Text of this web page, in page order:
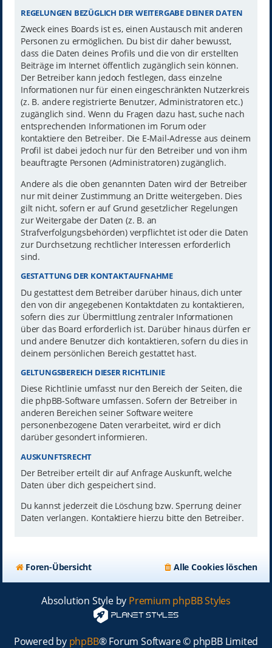
REGELUNGEN BEZÜGLICH DER WEITERGABE DEINER DATEN
Zweck eines Boards ist es, einen Austausch mit anderen
Personen zu ermöglichen. Du bist dir daher bewusst,
dass die Daten deines Profils und die von dir erstellten
Beiträge im Internet öffentlich zugänglich sein können.
Der Betreiber kann jedoch festlegen, dass einzelne
Informationen nur für einen eingeschränkten Nutzerkreis
(z. B. andere registrierte Benutzer, Administratoren etc.)
zugänglich sind. Wenn du Fragen dazu hast, suche nach
entsprechenden Informationen im Forum oder
kontaktiere den Betreiber. Die E-Mail-Adresse aus deinem
Profil ist dabei jedoch nur für den Betreiber und von ihm
beauftragte Personen (Administratoren) zugänglich.
Andere als die oben genannten Daten wird der Betreiber
nur mit deiner Zustimmung an Dritte weitergeben. Dies
gilt nicht, sofern er auf Grund gesetzlicher Regelungen
zur Weitergabe der Daten (z. B. an
Strafverfolgungsbehörden) verpflichtet ist oder die Daten
zur Durchsetzung rechtlicher Interessen erforderlich
sind.
GESTATTUNG DER KONTAKTAUFNAHME
Du gestattest dem Betreiber darüber hinaus, dich unter
den von dir angegebenen Kontaktdaten zu kontaktieren,
sofern dies zur Übermittlung zentraler Informationen
über das Board erforderlich ist. Darüber hinaus dürfen er
und andere Benutzer dich kontaktieren, sofern du dies in
deinem persönlichen Bereich gestattet hast.
GELTUNGSBEREICH DIESER RICHTLINIE
Diese Richtlinie umfasst nur den Bereich der Seiten, die
die phpBB-Software umfassen. Sofern der Betreiber in
anderen Bereichen seiner Software weitere
personenbezogene Daten verarbeitet, wird er dich
darüber gesondert informieren.
AUSKUNFTSRECHT
Der Betreiber erteilt dir auf Anfrage Auskunft, welche
Daten über dich gespeichert sind.
Du kannst jederzeit die Löschung bzw. Sperrung deiner
Daten verlangen. Kontaktiere hierzu bitte den Betreiber.
Foren-Übersicht Alle Cookies löschen
Absolution Style by Premium phpBB Styles
Powered by phpBB® Forum Software © phpBB Limited